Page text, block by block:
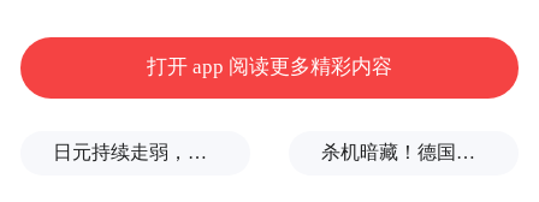
打开 app 阅读更多精彩内容
日元持续走弱，给我们什么样的机会？ 杀机暗藏！德国机场发现携爆炸物无人机，或涉及外国势力